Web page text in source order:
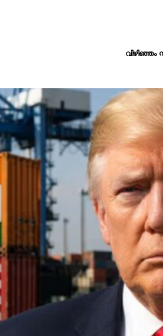
വിഴിഞ്ഞം